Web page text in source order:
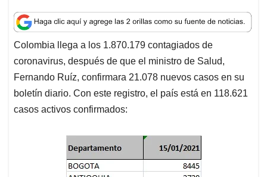
a
t
s
A
p
p
c
e
b
o
o
k
n
k
e
d
I
n
a
i
l
r
e
a
d
s
Colombia llega a los 1.870.179 contagiados de
coronavirus, después de que el ministro de Salud,
Fernando Ruíz, confirmara 21.078 nuevos casos en su
boletín diario. Con este registro, el país está en 118.621
casos activos confirmados: